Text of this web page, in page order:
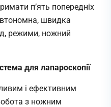
п’ять попередніх
швидка
режими, ножний
для лапароскопії
і ефективним
з ножним